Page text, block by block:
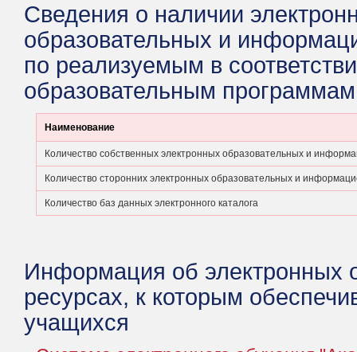
Сведения о наличии
образовательных и
по реализуемым в
образовательным программам
Наименование
Количество собственных электронных образовательных и
Количество сторонних электронных образовательных и
Количество баз данных электронного каталога
Информация об электронных
ресурсах, к которым
учащихся